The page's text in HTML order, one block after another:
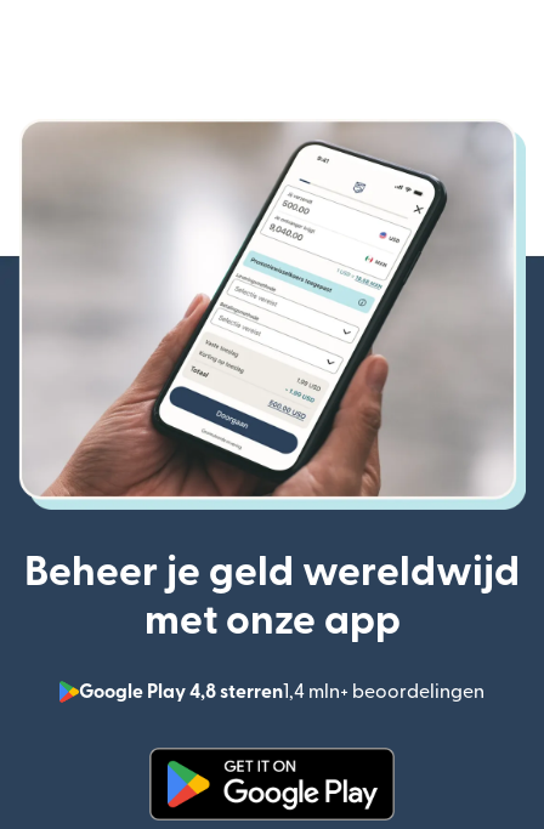
Beheer je geld wereldwijd
met onze app
Google Play 4,8 sterren1,4 mln+ beoordelingen